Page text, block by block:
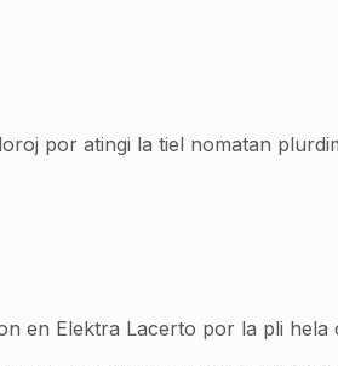
por atingi la tiel nomatan
en Elektra Lacerto por la pli hela